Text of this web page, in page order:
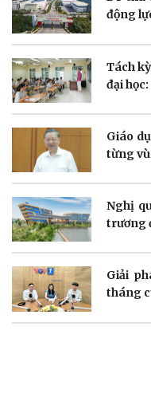
Doanh nghiệp
Thông tin doanh nghiệp
Doanh nghiệp 24h
Doanh nhân
Vì cộng đồng
Sức khỏe
Dinh dưỡng - món ngon
Cây thuốc
Sản phụ khoa
Nhi khoa
động
Tách
đại
Giáo
từng
Nghị
trương
Giải
tháng